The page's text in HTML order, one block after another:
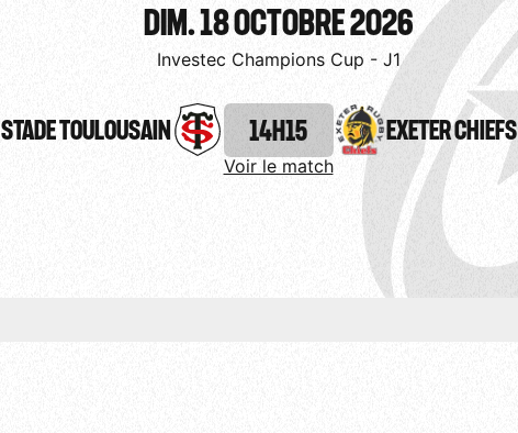
DIM. 18 OCTOBRE 2026
Investec Champions Cup - J1
STADE TOULOUSAIN 14H15
Voir le match
EXETER CHIEFS